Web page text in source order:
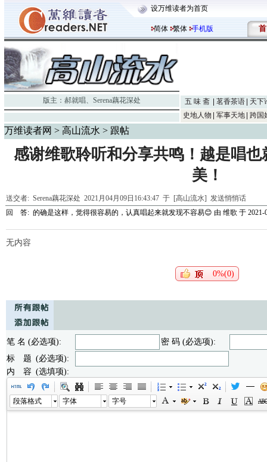
设万维读者为首页
简体 繁体 手机版 首
版主： 郝就唱、 Serena藕花深处 五 味 斋 茗香茶语
天下
史地人物
军事天地 跨国
万维读者网 > 高山流水 > 跟帖
感谢维歌聆听和分享共鸣！越是唱
美！
送交者: Serena藕花深处 2021月04月09日16:43:47 于 [高山流水] 发送悄悄话
回 答: 的确是这样，觉得很容易的，认真唱起来就发现不容易😊 由 维歌 于 2021-
无内容
0%(0)
笔 名 (必选项):
密 码 (必选项):
标 题 (必选项):
内 容 (选填项):
段落格式 字体 字号